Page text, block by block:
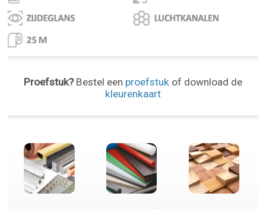
Proefstuk?Bestel een proefstukof download de
kleurenkaart